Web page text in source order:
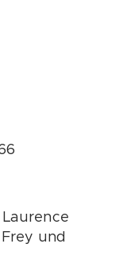
und